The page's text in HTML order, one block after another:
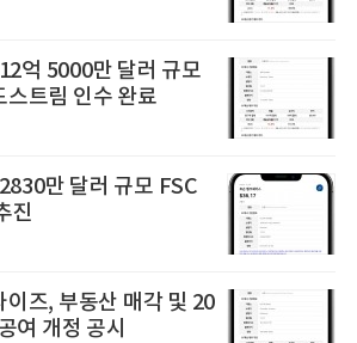
억 5000만 달러 규모
스트림 인수 완료
만 달러 규모 FSC
진
이즈, 부동산 매각 및 20
여 개정 공시